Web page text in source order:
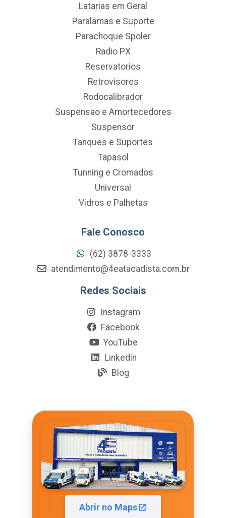
Latarias em Geral
Paralamas e Suporte
Parachoque Spoler
Radio PX
Reservatorios
Retrovisores
Rodocalibrador
Suspensao e Amortecedores
Suspensor
Tanques e Suportes
Tapasol
Tunning e Cromados
Universal
Vidros e Palhetas
Fale Conosco
(62) 3878-3333
atendimento@4eatacadista.com.br
Redes Sociais
Instagram
Facebook
YouTube
Linkedin
Blog
Abrir no Maps